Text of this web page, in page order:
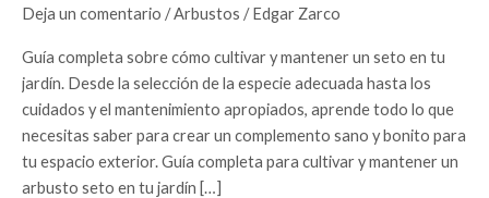
Deja un comentario /Arbustos /Edgar Zarco
Guía completa sobre cómo cultivar y mantener un seto en tu
jardín. Desde la selección de la especie adecuada hasta los
cuidados y el mantenimiento apropiados, aprende todo lo que
necesitas saber para crear un complemento sano y bonito para
tu espacio exterior. Guía completa para cultivar y mantener un
arbusto seto en tu jardín […]
y
mantener
un
arbusto
seto
en
tu